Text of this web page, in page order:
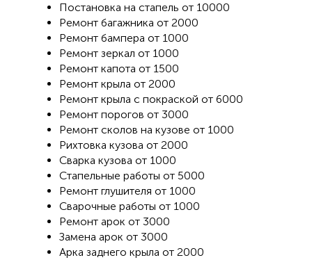
Постановка на стапель от 10000
Ремонт багажника от 2000
Ремонт бампера от 1000
Ремонт зеркал от 1000
Ремонт капота от 1500
Ремонт крыла от 2000
Ремонт крыла с покраской от 6000
Ремонт порогов от 3000
Ремонт сколов на кузове от 1000
Рихтовка кузова от 2000
Сварка кузова от 1000
Стапельные работы от 5000
Ремонт глушителя от 1000
Сварочные работы от 1000
Ремонт арок от 3000
Замена арок от 3000
Арка заднего крыла от 2000